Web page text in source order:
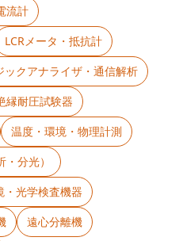
流計
LCRメータ・抵抗計
ックアナライザ・通信解析
縁耐圧試験器
温度・環境・物理計測
分光）
・光学検査機器
遠心分離機